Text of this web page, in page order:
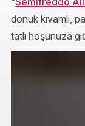
donuk kıvamlı,
tatlı hoşunuza